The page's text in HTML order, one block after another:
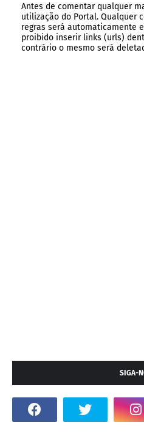
Antes de comentar qualquer
utilização do Portal. Qualquer
regras será automaticamente
proibido inserir links (urls)
contrário o mesmo será
SIGA-